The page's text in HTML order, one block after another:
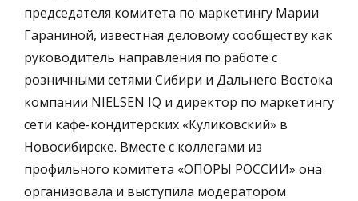
председателя комитета по маркетингу Марии
Гараниной, известная деловому сообществу как
руководитель направления по работе с
розничными сетями Сибири и Дальнего Востока
компании NIELSEN IQ и директор по маркетингу
сети кафе-кондитерских «Куликовский» в
Новосибирске. Вместе с коллегами из
профильного комитета «ОПОРЫ РОССИИ» она
организовала и выступила модератором